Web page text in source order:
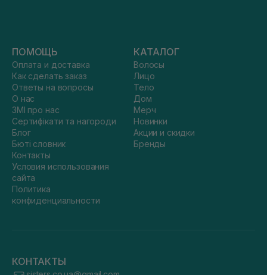
ПОМОЩЬ
Оплата и доставка
Как сделать заказ
Ответы на вопросы
О нас
ЗМІ про нас
Сертифікати та нагороди
Блог
Бюті словник
Контакты
Условия использования
сайта
Политика
конфиденциальности
КАТАЛОГ
Волосы
Лицо
Тело
Дом
Мерч
Новинки
Акции и скидки
Бренды
КОНТАКТЫ